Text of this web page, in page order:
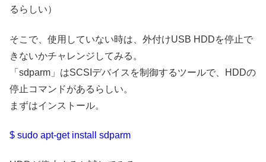
るらしい）
そこで、使用していない時は、外付けUSB HDDを停止で
きないかチャレンジしてみる。
「sdparm」はSCSIデバイスを制御するツールで、HDDの
停止コマンドがあるらしい。
まずはインストール。
$ sudo apt-get install sdparm